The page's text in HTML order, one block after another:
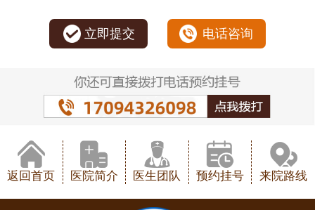
立即提交 电话咨询
返回首页 医院简介 医生团队 预约挂号 来院路线